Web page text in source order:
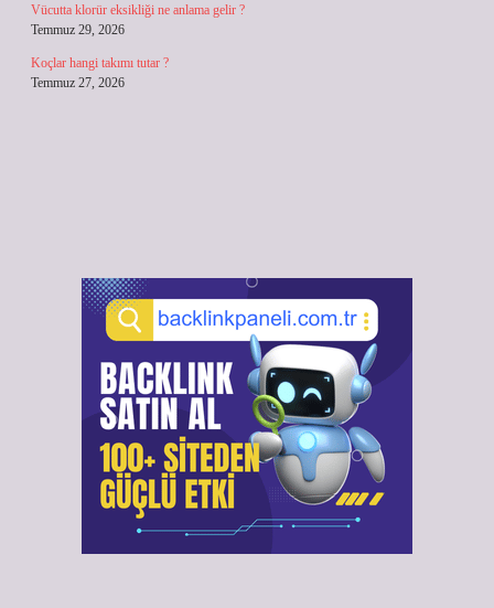
Vücutta klorür eksikliği ne anlama gelir ?
Temmuz 29, 2026
Koçlar hangi takımı tutar ?
Temmuz 27, 2026